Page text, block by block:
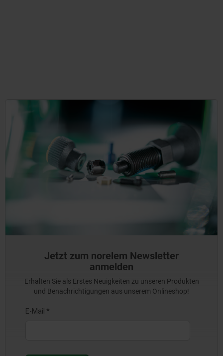
Jetzt zum norelem Newsletter
anmelden
Erhalten Sie als Erstes Neuigkeiten zu unseren Produkten
und Benachrichtigungen aus unserem Onlineshop!